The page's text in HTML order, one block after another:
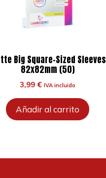
Big Square-Sized Sleeves
82x82mm (50)
3,99 € IVA incluido
Añadir al carrito